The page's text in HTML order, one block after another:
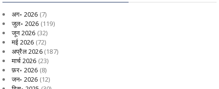
अग॰ 2026 (7)
जुल॰ 2026 (119)
जून 2026 (32)
मई 2026 (72)
अप्रैल 2026(187)
मार्च 2026 (23)
फ़र॰ 2026 (8)
जन॰ 2026 (12)